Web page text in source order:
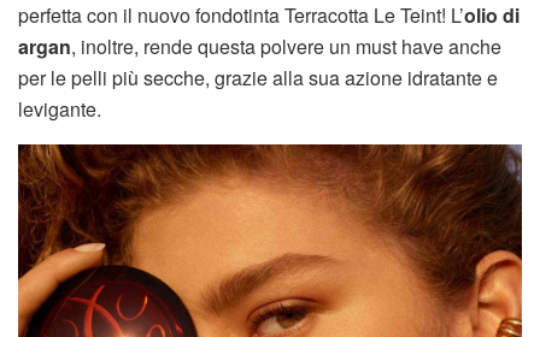
perfetta con il nuovo fondotinta Terracotta Le Teint! L’olio di
argan, inoltre, rende questa polvere un must have anche
per le pelli più secche, grazie alla sua azione idratante e
levigante.